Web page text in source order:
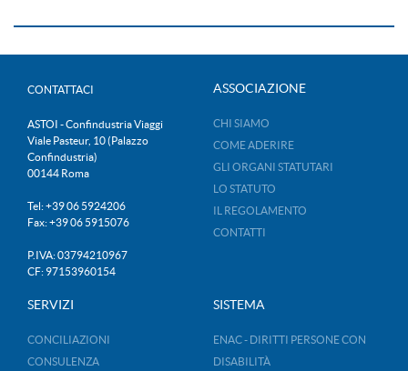
CONTATTACI
ASTOI - Confindustria Viaggi
Viale Pasteur, 10 (Palazzo
Confindustria)
00144 Roma
Tel: +39 06 5924206
Fax: +39 06 5915076
P.IVA: 03794210967
CF: 97153960154
ASSOCIAZIONE
CHI SIAMO
COME ADERIRE
GLI ORGANI STATUTARI
LO STATUTO
IL REGOLAMENTO
CONTATTI
SERVIZI
CONCILIAZIONI
CONSULENZA
SISTEMA
ENAC - DIRITTI PERSONE CON
DISABILITÀ